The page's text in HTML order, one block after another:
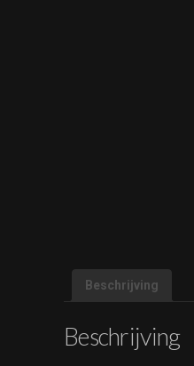
Beschrijving
Beschrijving